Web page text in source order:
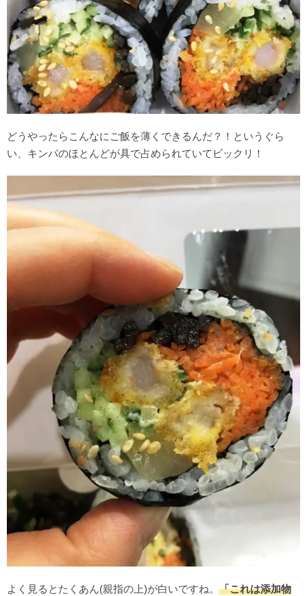
どうやったらこんなにご飯を薄くできるんだ？！というぐら
い、キンパのほとんどが具で占められていてビックリ！
よく見るとたくあん(親指の上)が白いですね。 「これは添加物